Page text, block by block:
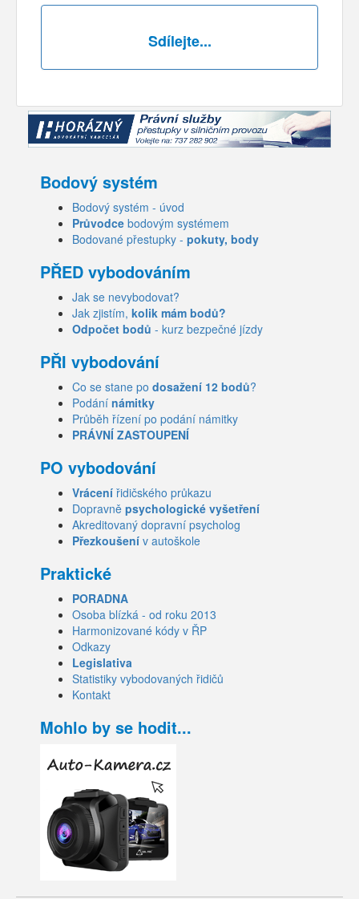
Sdílejte...
Bodový systém
Bodový systém - úvod
Průvodce bodovým systémem
Bodované přestupky - pokuty, body
PŘED vybodováním
Jak se nevybodovat?
Jak zjistím, kolik mám bodů?
Odpočet bodů - kurz bezpečné jízdy
PŘI vybodování
Co se stane po dosažení 12 bodů?
Podání námitky
Průběh řízení po podání námitky
PRÁVNÍ ZASTOUPENÍ
PO vybodování
Vrácení řidičského průkazu
Dopravně psychologické vyšetření
Akreditovaný dopravní psycholog
Přezkoušení v autoškole
Praktické
PORADNA
Osoba blízká - od roku 2013
Harmonizované kódy v ŘP
Odkazy
Legislativa
Statistiky vybodovaných řidičů
Kontakt
Mohlo by se hodit...